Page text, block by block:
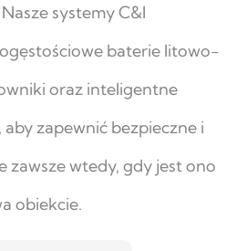
systemy C&I
baterie litowo-
oraz inteligentne
zapewnić bezpieczne i
zawsze wtedy, gdy jest ono
obiekcie.